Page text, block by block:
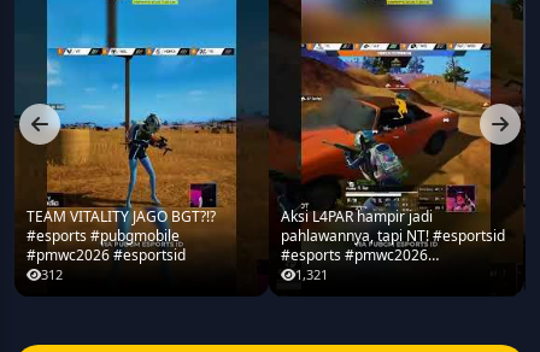
TEAM VITALITY JAGO BGT?!?
#esports #pubgmobile
#pmwc2026 #esportsid
312
Aksi L4PAR hampir jadi
pahlawannya, tapi NT! #esportsid
#esports #pmwc2026
#pubgmobile #teamrrq
1,321